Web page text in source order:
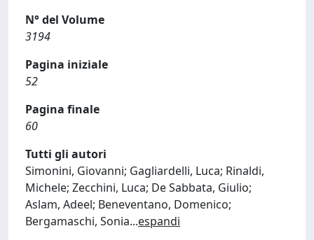
N° del Volume
3194
Pagina iniziale
52
Pagina finale
60
Tutti gli autori
Simonini, Giovanni; Gagliardelli, Luca; Rinaldi,
Michele; Zecchini, Luca; De Sabbata, Giulio;
Aslam, Adeel; Beneventano, Domenico;
Bergamaschi, Sonia...espandi